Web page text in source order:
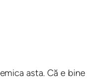
asta. Că e bine